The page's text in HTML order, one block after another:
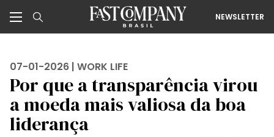
NEWSLETTER
07-01-2026 | WORK LIFE
Por que a transparência virou
a moeda mais valiosa da boa
liderança